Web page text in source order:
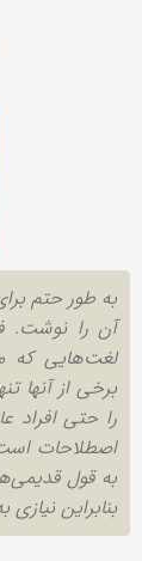
به طور حتم
آن را نوشت.
لغت‌هایی که
برخی از آنها
را حتی
اصطلاحات
به قول
بنابراین